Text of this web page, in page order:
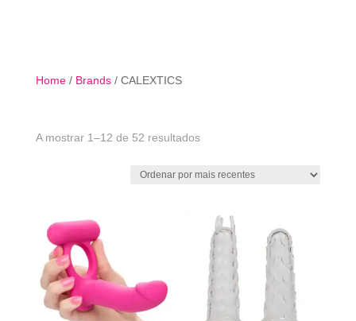
Home/ Brands/ CALEXTICS
A mostrar 1–12 de 52 resultadosOrdenado
por
recentes